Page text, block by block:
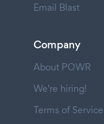
Email Blast
Company
About POWR
We're hiring!
Terms of Service